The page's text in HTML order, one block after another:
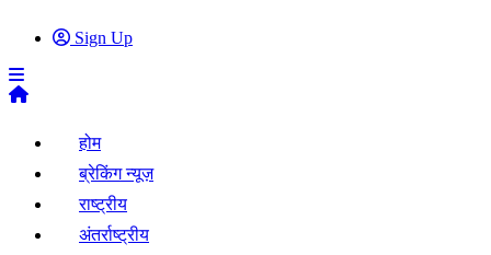
Sign Up
होम
ब्रेकिंग न्यूज़
राष्ट्रीय
अंतर्राष्ट्रीय